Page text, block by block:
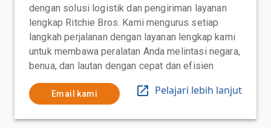
dengan solusi logistik dan pengiriman layanan
lengkap Ritchie Bros. Kami mengurus setiap
langkah perjalanan dengan layanan lengkap kami
untuk membawa peralatan Anda melintasi negara,
benua, dan lautan dengan cepat dan efisien
Email kami Pelajari lebih lanjut